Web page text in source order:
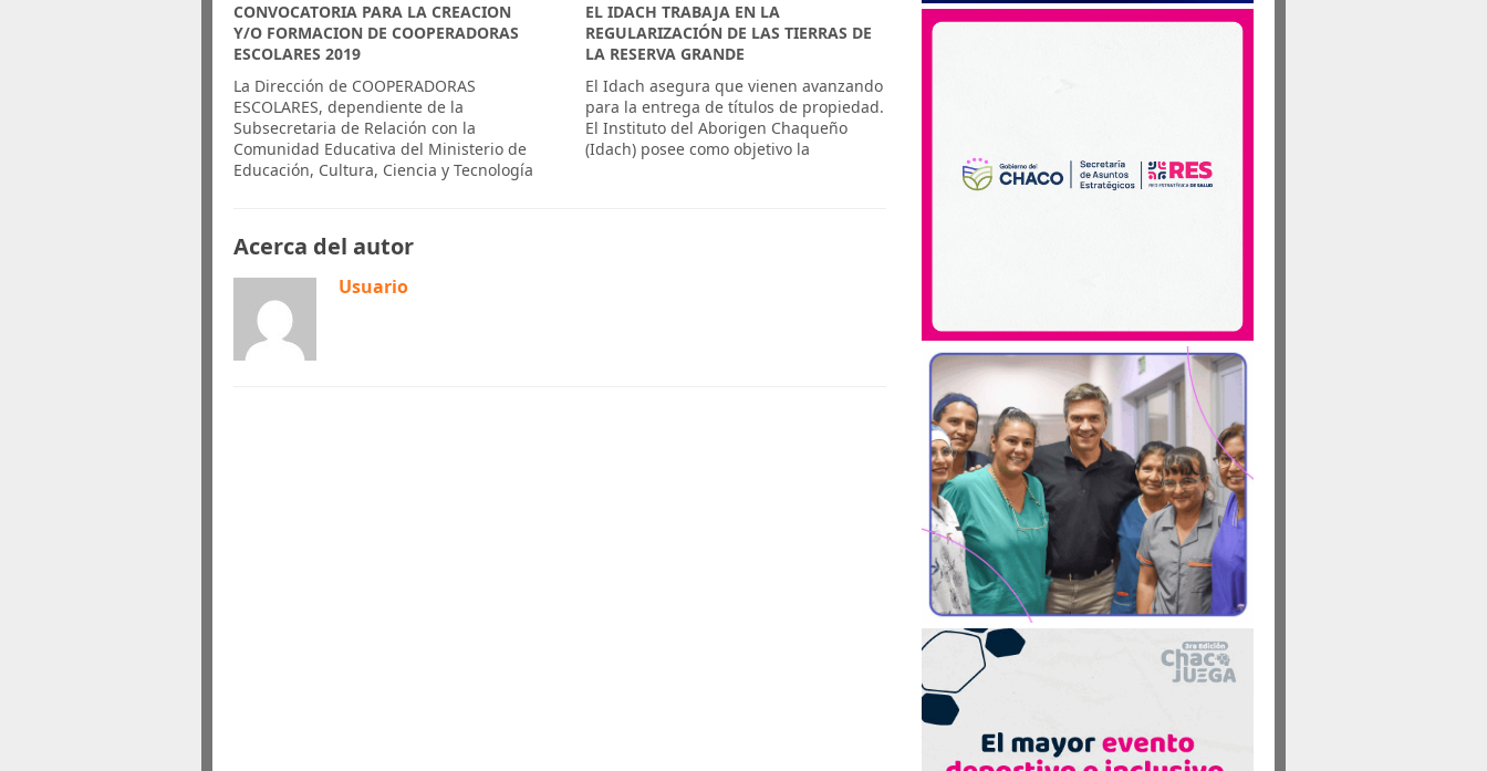
CONVOCATORIA PARA LA CREACION
Y/O FORMACION DE COOPERADORAS
ESCOLARES 2019
La Dirección de COOPERADORAS
ESCOLARES, dependiente de la
Subsecretaria de Relación con la
Comunidad Educativa del Ministerio de
Educación, Cultura, Ciencia y Tecnología
EL IDACH TRABAJA EN LA
REGULARIZACIÓN DE LAS TIERRAS DE
LA RESERVA GRANDE
El Idach asegura que vienen avanzando
para la entrega de títulos de propiedad.
El Instituto del Aborigen Chaqueño
(Idach) posee como objetivo la
Acerca del autor
Usuario